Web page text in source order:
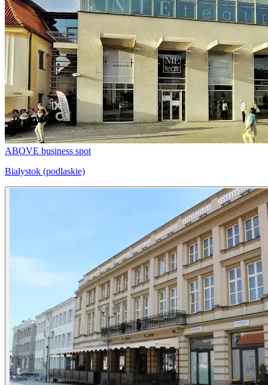
ABOVE business spot
Białystok (podlaskie)